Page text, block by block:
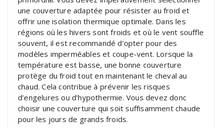
une couverture adaptée pour résister au froid et
offrir une isolation thermique optimale. Dans les
régions où les hivers sont froids et où le vent souffle
souvent, il est recommandé d’opter pour des
modèles imperméables et coupe-vent. Lorsque la
température est basse, une bonne couverture
protège du froid tout en maintenant le cheval au
chaud. Cela contribue à prévenir les risques
d’engelures ou d’hypothermie. Vous devez donc
choisir une couverture qui soit suffisamment chaude
pour les jours de grands froids.